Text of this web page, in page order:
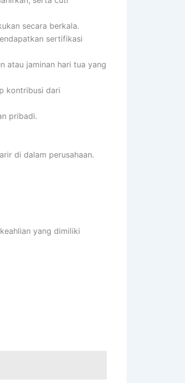
secara berkala.
sertifikasi
atau jaminan hari tua yang
kontribusi dari
pribadi.
di dalam perusahaan.
yang dimiliki